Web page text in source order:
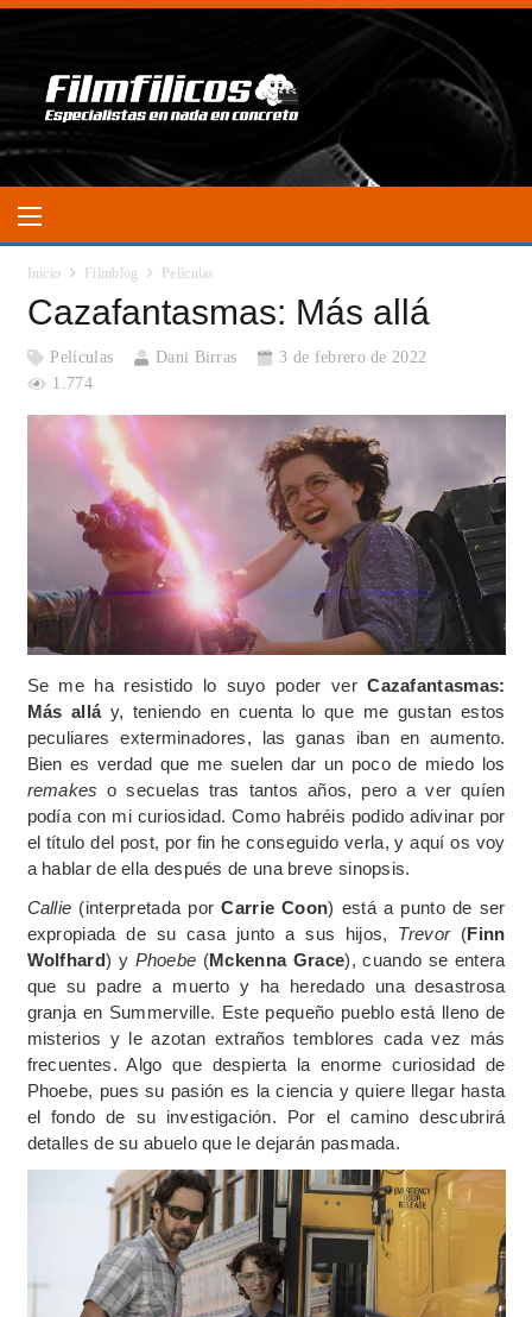
Inicio Filmblog Películas
Cazafantasmas: Más allá
Películas Dani Birras
3 de febrero de 2022
1.774
Se me ha resistido lo suyo poder verCazafantasmas:
Más alláy, teniendo en cuenta lo que me gustan estos
peculiares exterminadores, las ganas iban en aumento.
Bien es verdad que me suelen dar un poco de miedo los
remakes o secuelas tras tantos años, pero a ver quíen
podía con mi curiosidad. Como habréis podido adivinar por
el título del post, por fin he conseguido verla, y aquí os voy
a hablar de ella después de una breve sinopsis.
Callie (interpretada porCarrie Coon) está a punto de ser
expropiada de su casa junto a sus hijos, Trevor(Finn
Wolfhard) y Phoebe (Mckenna Grace), cuando se entera
que su padre a muerto y ha heredado una desastrosa
granja en Summerville. Este pequeño pueblo está lleno de
misterios y le azotan extraños temblores cada vez más
frecuentes. Algo que despierta la enorme curiosidad de
Phoebe, pues su pasión es la ciencia y quiere llegar hasta
el fondo de su investigación. Por el camino descubrirá
detalles de su abuelo que le dejarán pasmada.